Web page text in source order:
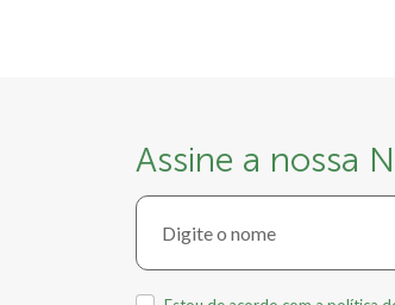
Assine a nossa